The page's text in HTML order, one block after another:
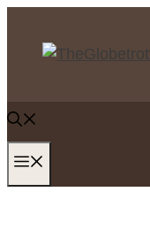
Inhalt
springen